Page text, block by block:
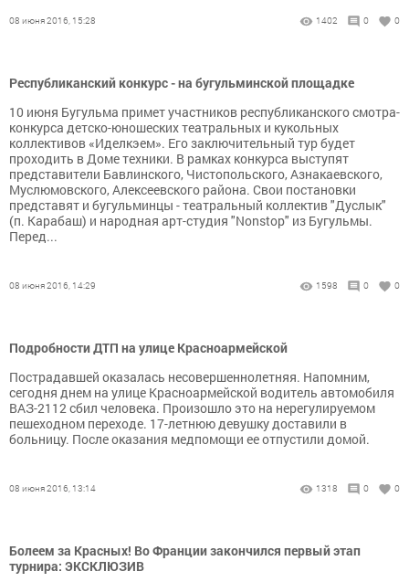
08 июня 2016, 15:28 1402 0 0
Республиканский конкурс - на бугульминской площадке
10 июня Бугульма примет участников республиканского смотра-
конкурса детско-юношеских театральных и кукольных
коллективов «Иделкэем». Его заключительный тур будет
проходить в Доме техники. В рамках конкурса выступят
представители Бавлинского, Чистопольского, Азнакаевского,
Муслюмовского, Алексеевского района. Свои постановки
представят и бугульминцы - театральный коллектив "Дуслык"
(п. Карабаш) и народная арт-студия "Nonstop" из Бугульмы.
Перед...
08 июня 2016, 14:29 1598 0 0
Подробности ДТП на улице Красноармейской
Пострадавшей оказалась несовершеннолетняя. Напомним,
сегодня днем на улице Красноармейской водитель автомобиля
ВАЗ-2112 сбил человека. Произошло это на нерегулируемом
пешеходном переходе. 17-летнюю девушку доставили в
больницу. После оказания медпомощи ее отпустили домой.
08 июня 2016, 13:14 1318 0 0
Болеем за Красных! Во Франции закончился первый этап
турнира: ЭКСКЛЮЗИВ